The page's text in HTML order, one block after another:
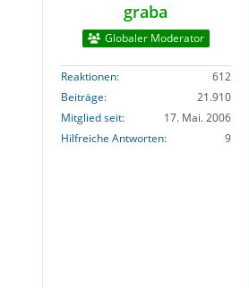
graba
Globaler Moderator
Reaktionen
612
Beiträge
21.910
Mitglied seit
17. Mai. 2006
Hilfreiche Antworten
9